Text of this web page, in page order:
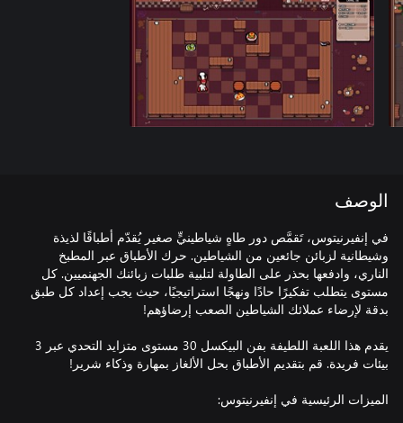
الوصف
في إنفيرنيتوس، تَقمَّص دور طاهٍ شياطينيٍّ صغير يُقدّم أطباقًا لذيذة
وشيطانية لزبائن جائعين من الشياطين. حرك الأطباق عبر المطبخ
الناري، وادفعها بحذر على الطاولة لتلبية طلبات زبائنك الجهنميين. كل
مستوى يتطلب تفكيرًا حادًا ونهجًا استراتيجيًا، حيث يجب إعداد كل طبق
يقدم هذا اللعبة اللطيفة بفن البيكسل 30 مستوى متزايد التحدي عبر 3